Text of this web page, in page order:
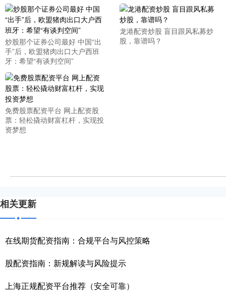
炒股那个证券公司最好 中国“出
手”后，欧盟猪肉出口大户西班
牙：希望“有谈判空间”
龙港配资炒股 盲目跟风私募炒
股，靠谱吗？
免费股票配资平台 网上配资股
票：轻松撬动财富杠杆，实现投
资梦想
相关更新
在线期货配资指南：合规平台与风控策略
股配资指南：新规解读与风险提示
上海正规配资平台推荐（安全可靠）